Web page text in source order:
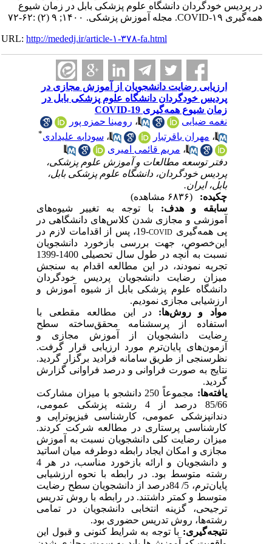
در پردیس خودگردان دانشگاه علوم پزشکی بابل در زمان شیوع
همه‌گیری COVID-۱۹. مجله آموزش پزشکی. ۱۴۰۰; ۹ (۲) :۶۲-۷۲
URL:http://mededj.ir/article-۱-۳۷۸-fa.html
ارزیابی رضایت دانشجویان از آموزش مجازی در
پردیس خودگردان دانشگاه علوم پزشکی بابل در
زمان شیوع همه‌گیری COVID-19
نغمه ضیایی
،رومینا حمزه پور
،مهران باقرتبار ،سودابه علیدادی
،مریم قائمی امیری
دفتر توسعه مطالعات و آموزش علوم پزشکی،
پردیس خودگردان، دانشگاه علوم پزشکی بابل،
بابل، ایران.
چکیده:
سابقه
و هدف: با توجه به تغییر شیوه‌های
آموزشی و مجازی شدن کلاس‌های دانشگاهی در
پی همه‌گیریCOVID
-19، پس از اقدامات لازم در
اینخصوص، جهت بررسی بازخورد دانشجویان
نسبت به آنچه در طول سال تحصیلی 1400-1399
تجربه نمودند، در این مطالعه اقدام به سنجش
میزان رضایت دانشجویان پردیس خودگردان
دانشگاه علوم پزشکی بابل از شیوه آموزش و
ارزشیابی مجازی نمودیم.
مواد و روش‌ها: در این مطالعه مقطعی با
استفاده از پرسشنامه محققساخته سطح
رضایت دانشجویان از آموزش مجازی و
آزمون‌های پایان‌ترم مورد ارزیابی قرار گرفت.
نظرسنجی از طریق سامانه فرادید برگزار گردید.
نتایج به صورت فراوانی و درصد فراوانی گزارش
گردید.
یافته‌ها:
مجموعاً 250 دانشجو با میزان مشارکت
85/66 درصد از 4 رشته پزشکی عمومی،
دندانپزشکی عمومی، کارشناسی فیزیوتراپی و
کارشناسی پرستاری در مطالعه شرکت کردند.
میزان رضایت کلی دانشجویان نسبت به آموزش
مجازی و امکان ایجاد رابطه دوطرفه میان اساتید
و دانشجویان و ارائه بازخورد مناسب، در هر 4
رشته متوسط بود. در رابطه با نحوه ارزشیابی
پایان‌ترم، 5/ 84درصد از دانشجویان سطح رضایت
متوسط و کمتر داشتند. در رابطه با روش تدریس
ترجیحی، گزینه انتخابی دانشجویان در تمامی
رشته‌ها، روش تدریس حضوری بود.
نتیجه‌گیری:با توجه به شرایط کنونی و قبول این